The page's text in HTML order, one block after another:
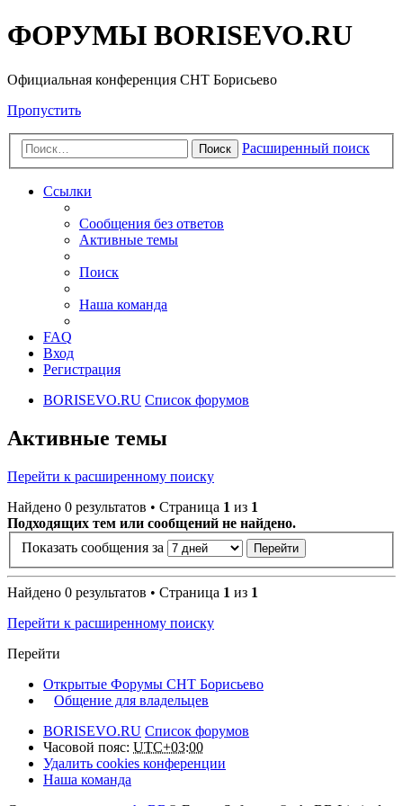
ФОРУМЫ BORISEVO.RU
Официальная конференция СНТ Борисьево
Пропустить
Поиск Расширенный поиск
Ссылки
Сообщения без ответов
Активные темы
Поиск
Наша команда
FAQ
Вход
Регистрация
BORISEVO.RU Список форумов
Активные темы
Перейти к расширенному поиску
Найдено 0 результатов • Страница 1 из 1
Подходящих тем или сообщений не найдено.
Показать сообщения за
Найдено 0 результатов • Страница 1 из 1
Перейти к расширенному поиску
Перейти
Открытые Форумы СНТ Борисьево
Общение для владельцев
BORISEVO.RU Список форумов
Часовой пояс: UTC+03:00
Удалить cookies конференции
Наша команда